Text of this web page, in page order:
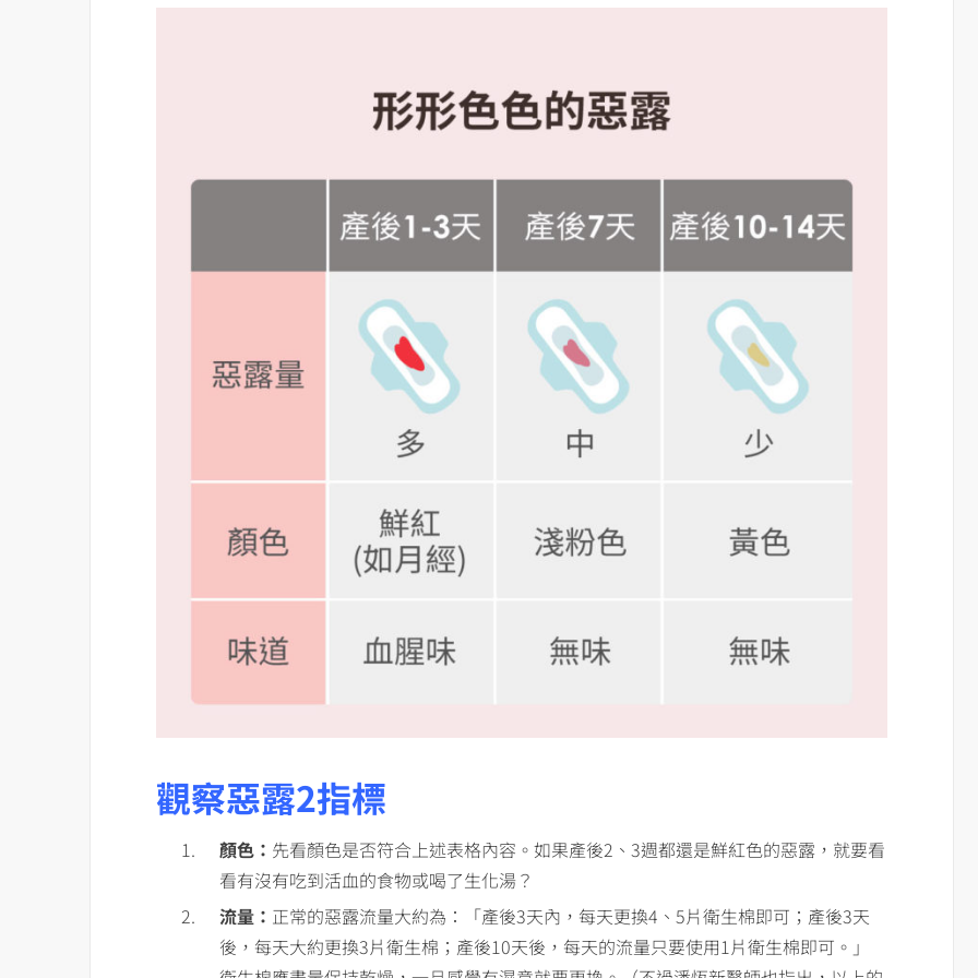
觀察惡露2指標
顏色： 先看顏色是否符合上述表格內容。如果產後2、3週都還是鮮紅色的惡露，就要看
看有沒有吃到活血的食物或喝了生化湯？
流量： 正常的惡露流量大約為：「產後3天內，每天更換4、5片衛生棉即可；產後3天
後，每天大約更換3片衛生棉；產後10天後，每天的流量只要使用1片衛生棉即可。」